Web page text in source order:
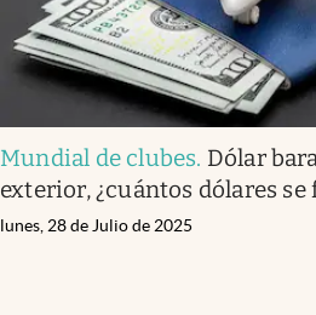
Mundial de clubes. Dólar
exterior, ¿cuántos dólares
lunes, 28 de Julio de 2025